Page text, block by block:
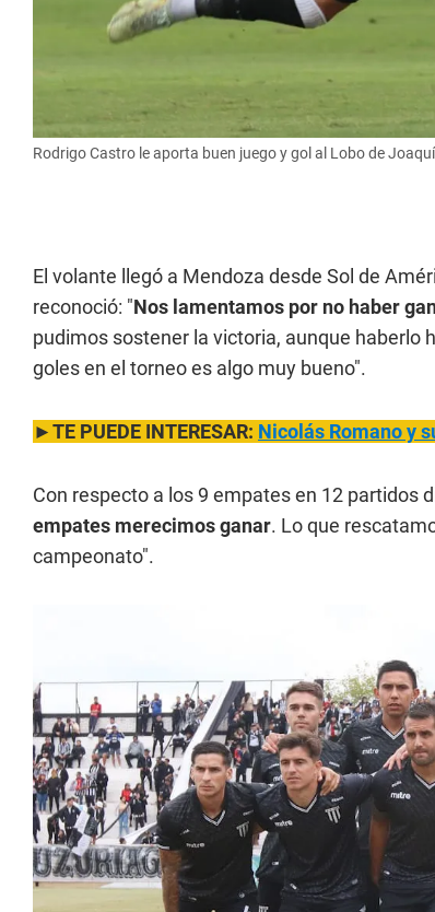
Rodrigo Castro le aporta buen juego y gol al Lobo de
El volante llegó a Mendoza desde Sol de
reconoció: "Nos lamentamos por no haber
pudimos sostener la victoria, aunque haberlo
goles en el torneo es algo muy bueno".
►TE PUEDE INTERESAR: Nicolás Romano y
Con respecto a los 9 empates en 12 partidos
empates merecimos ganar. Lo que
campeonato".